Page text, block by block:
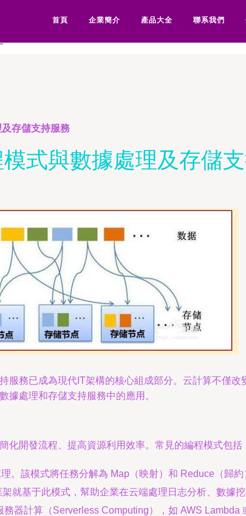
美影视-欧美影院-欧美
首頁 企業簡介 產品大全 聯系我們
存儲支持服務
式與數據處理及存儲
服務已成為現代IT架構的核心組成部分。云計算不僅
據處理和存儲支持服務中的應用。
開發流程、提高資源利用效率。常見的編程模式包括
。該模式將任務分解為 Map（映射）和 Reduce（歸
就基于此模式，幫助企業在云端處理日志分析、數據挖
務器計算（Serverless Computing），如 AWS Lambda